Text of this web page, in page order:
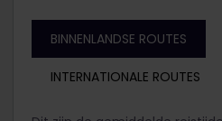
BINNENLANDSE ROUTES
INTERNATIONALE ROUTES